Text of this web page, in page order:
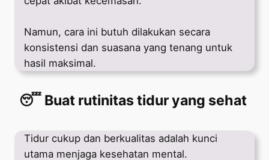
Namun, cara ini butuh dilakukan secara
konsistensi dan suasana yang tenang untuk
hasil maksimal.
😴 Buat rutinitas tidur yang sehat
Tidur cukup dan berkualitas adalah kunci
utama menjaga kesehatan mental.